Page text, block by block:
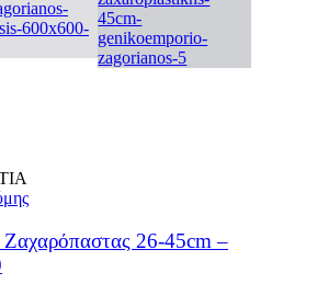
Ζαχαρόπαστας 26-45cm –